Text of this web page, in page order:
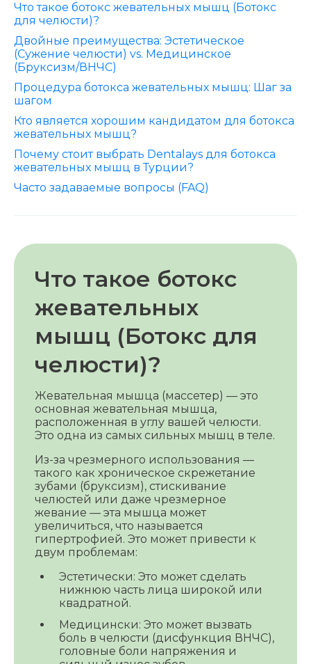
Что такое ботокс жевательных мышц (Ботокс
для челюсти)?
Двойные преимущества: Эстетическое
(Сужение челюсти) vs. Медицинское
(Бруксизм/ВНЧС)
Процедура ботокса жевательных мышц: Шаг за
шагом
Кто является хорошим кандидатом для ботокса
жевательных мышц?
Почему стоит выбрать Dentalays для ботокса
жевательных мышц в Турции?
Часто задаваемые вопросы (FAQ)
Что такое ботокс
жевательных
мышц (Ботокс для
челюсти)?
Жевательная мышца (массетер) — это
основная жевательная мышца,
расположенная в углу вашей челюсти.
Это одна из самых сильных мышц в теле.
Из-за чрезмерного использования —
такого как хроническое скрежетание
зубами (бруксизм), стискивание
челюстей или даже чрезмерное
жевание — эта мышца может
увеличиться, что называется
гипертрофией. Это может привести к
двум проблемам:
Эстетически: Это может сделать
нижнюю часть лица широкой или
квадратной.
Медицински: Это может вызвать
боль в челюсти (дисфункция ВНЧС),
головные боли напряжения и